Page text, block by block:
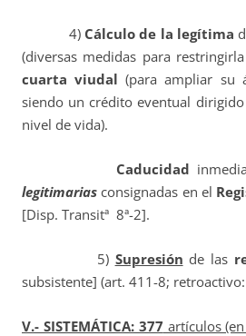
4) Cálculo de la legítima
(diversas medidas para
cuarta viudal (para ampliar su
siendo un crédito eventual
nivel de vida).
Caducidad
legitimarias consignadas en el
[Disp. Transitª 8ª-2].
5) Supresión de las
subsistente] (art. 411-8; retroactivo:
V.- SISTEMÁTICA: 377 artículos